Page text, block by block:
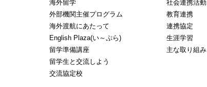
海外留学
外部機関主催プログラム
海外渡航にあたって
English Plaza(い～ぷら)
留学準備講座
留学生と交流しよう
交流協定校
社会連携活動
教育連携
連携協定
生涯学習
主な取り組み